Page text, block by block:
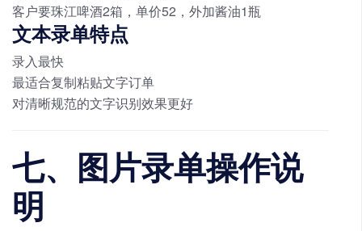
客户要珠江啤酒2箱，单价52，外加酱油1瓶
文本录单特点
录入最快
最适合复制粘贴文字订单
对清晰规范的文字识别效果更好
七、图片录单操作说
明